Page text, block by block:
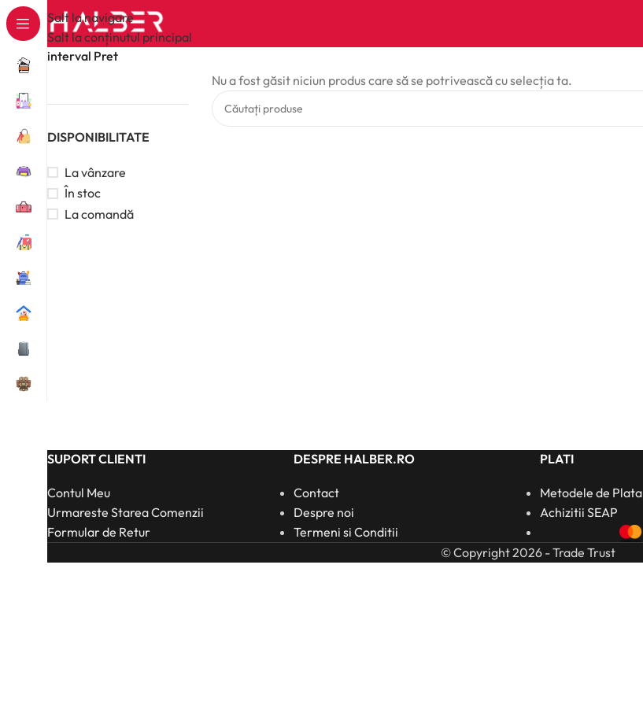
Salt la navigare
Salt la conținutul principal
interval Pret
DISPONIBILITATE
La vânzare
În stoc
La comandă
Nu a fost găsit niciun produs care să se potrivească cu selecția ta.
SUPORT CLIENTI
Contul Meu
Urmareste Starea Comenzii
Formular de Retur
DESPRE HALBER.RO
Contact
Despre noi
Termeni si Conditii
PLATI
Metodele de Plata
Achizitii SEAP
© Copyright 2026 - Trade Trust